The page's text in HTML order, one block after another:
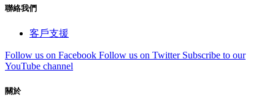
聯絡我們
客戶支援
Follow us on Facebook Follow us on Twitter Subscribe to our
YouTube channel
關於